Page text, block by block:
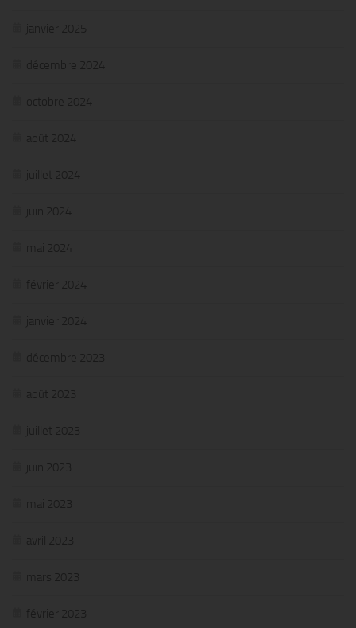
janvier 2025
décembre 2024
octobre 2024
août 2024
juillet 2024
juin 2024
mai 2024
février 2024
janvier 2024
décembre 2023
août 2023
juillet 2023
juin 2023
mai 2023
avril 2023
mars 2023
février 2023